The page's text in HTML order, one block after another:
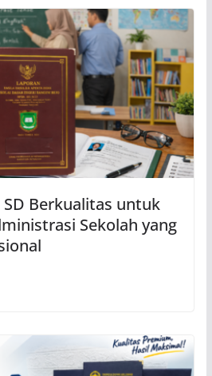
Berkualitas untuk
Sekolah yang